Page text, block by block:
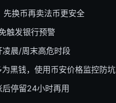
先换币再卖法币更安全
触发银行预警
晨/周末高危时段
黑钱，使用币安价格监控防坑
停留24小时再用